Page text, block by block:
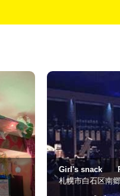
スナック ファ
札幌市白石区本